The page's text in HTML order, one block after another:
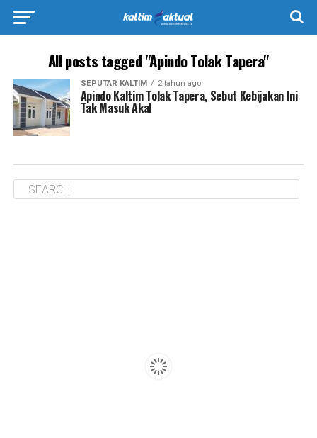
All posts tagged "Apindo Tolak Tapera"
SEPUTAR KALTIM 2 tahun ago
Apindo Kaltim Tolak Tapera, Sebut Kebijakan Ini
Tak Masuk Akal